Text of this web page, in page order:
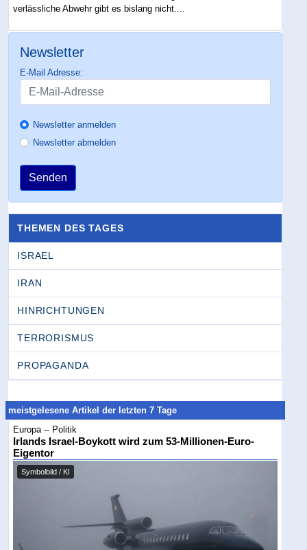
verlässliche Abwehr gibt es bislang nicht....
Newsletter
E-Mail Adresse:
Newsletter anmelden
Newsletter abmelden
Senden
THEMEN DES TAGES
ISRAEL
IRAN
HINRICHTUNGEN
TERRORISMUS
PROPAGANDA
meistgelesene Artikel der letzten 7 Tage
Europa -- Politik
Irlands Israel-Boykott wird zum 53-Millionen-Euro-
Eigentor
Symbolbild / KI